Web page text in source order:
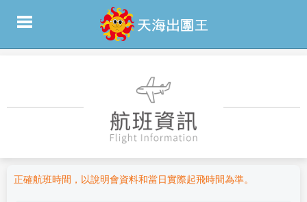
正確航班時間，以說明會資料和當日實際起飛時間為準。